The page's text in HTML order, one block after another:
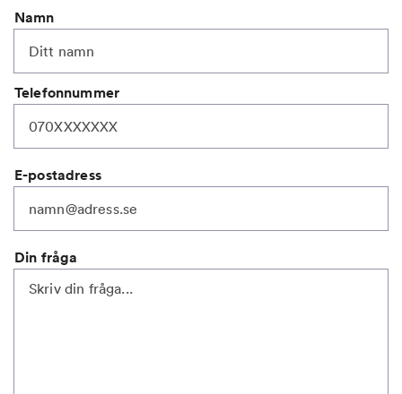
Namn
Telefonnummer
E-postadress
Din fråga